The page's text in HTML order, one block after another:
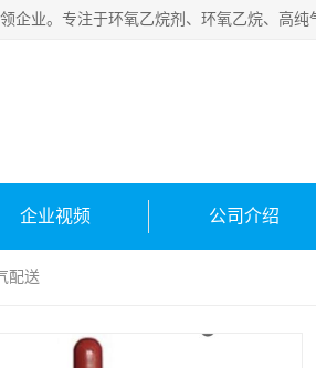
企业视频 公司介绍
配送